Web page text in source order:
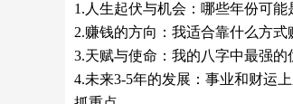
1.人生起伏与机会：哪些年份可
2.赚钱的方向：我适合靠什么方
3.天赋与使命：我的八字中最强
4.未来3-5年的发展：事业和财运